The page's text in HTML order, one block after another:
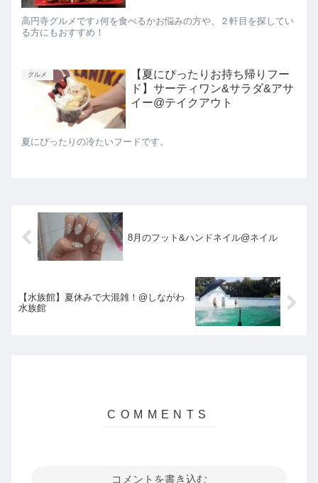
高円寺グルメです♪何を食べるかお悩みの方や、２軒目を探してい
る方にもおすすめ！
グルメ
【夏にぴったりお持ち帰りフー
ド】サーティワン&サラダ&アサ
イー@テイクアウト
夏にぴったりの冷たいフードです。
8月のフット&ハンドネイル@ネイル
【水族館】夏休みで大混雑！@しながわ
水族館
コメントを書き込む